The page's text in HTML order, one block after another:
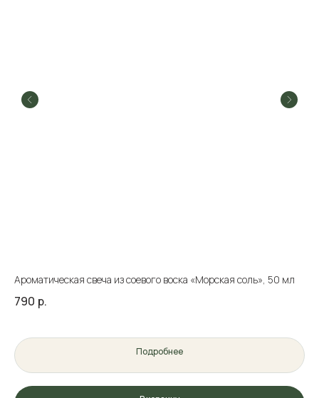
Ароматическая свеча из соевого воска «Морская соль», 50 мл
790 р.
Подробнее